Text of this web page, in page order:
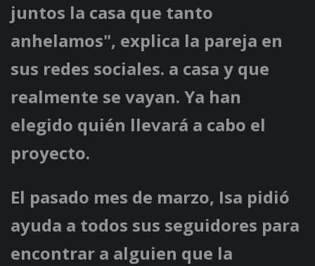
juntos la casa que tanto
anhelamos", explica la pareja en
sus redes sociales. a casa y que
realmente se vayan. Ya han
elegido quién llevará a cabo el
proyecto.
El pasado mes de marzo, Isa pidió
ayuda a todos sus seguidores para
encontrar a alguien que la